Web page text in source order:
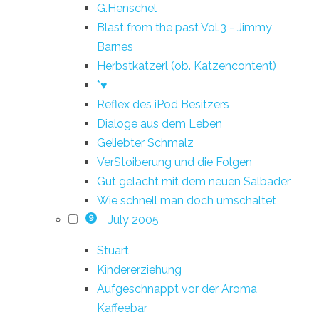
G.Henschel
Blast from the past Vol.3 - Jimmy
Barnes
Herbstkatzerl (ob. Katzencontent)
*♥
Reflex des iPod Besitzers
Dialoge aus dem Leben
Geliebter Schmalz
VerStoiberung und die Folgen
Gut gelacht mit dem neuen Salbader
Wie schnell man doch umschaltet
9 July 2005
Stuart
Kindererziehung
Aufgeschnappt vor der Aroma
Kaffeebar